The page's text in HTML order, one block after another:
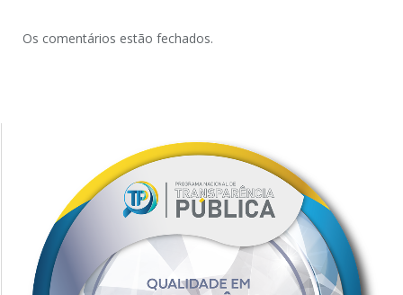
Os comentários estão fechados.